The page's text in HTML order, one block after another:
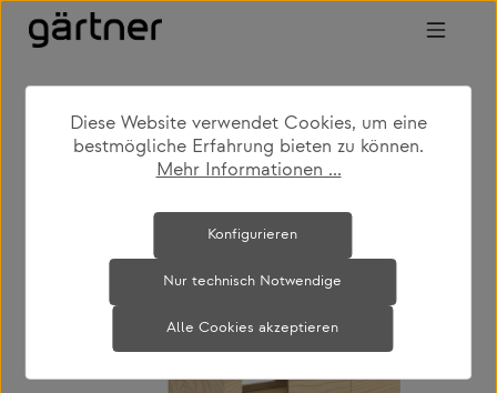
Zum Hauptinhalt springen
shop produkte
büro & arbeiten
raumgliederung - agiles arbeiten
Bildergalerie überspringen
Diese Website verwendet Cookies, um eine
bestmögliche Erfahrung bieten zu können.
Mehr Informationen ...
Nur technisch Notwendige
Konfigurieren
Alle Cookies akzeptieren